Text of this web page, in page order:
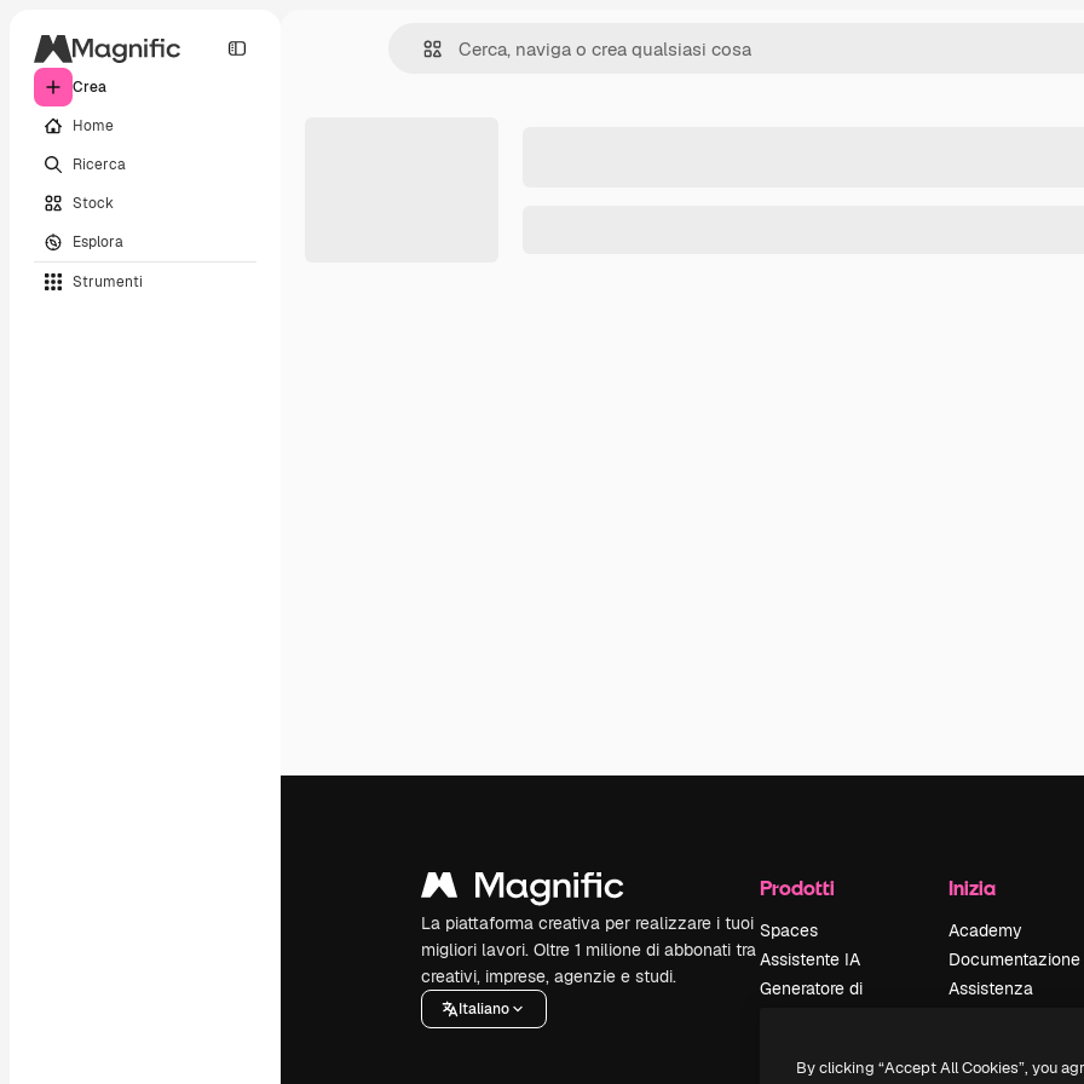
Crea
Home
Ricerca
Stock
Esplora
Strumenti
La piattaforma creativa per realizzare i tuoi
migliori lavori. Oltre 1 milione di abbonati tra
creativi, imprese, agenzie e studi.
Italiano
Prodotti
Spaces
Assistente IA
Generatore di
Inizia
Academy
Documentazione
Assistenza
Politica sulla
By clicking “Accept All Cookies”, you